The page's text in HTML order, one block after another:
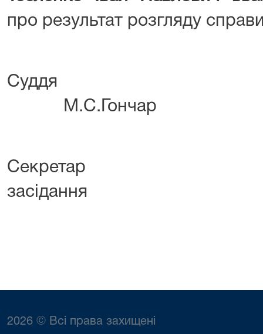
про результат розгляду
М.С.Гончар
Секретар
засідання
2026 © Всі права захищені